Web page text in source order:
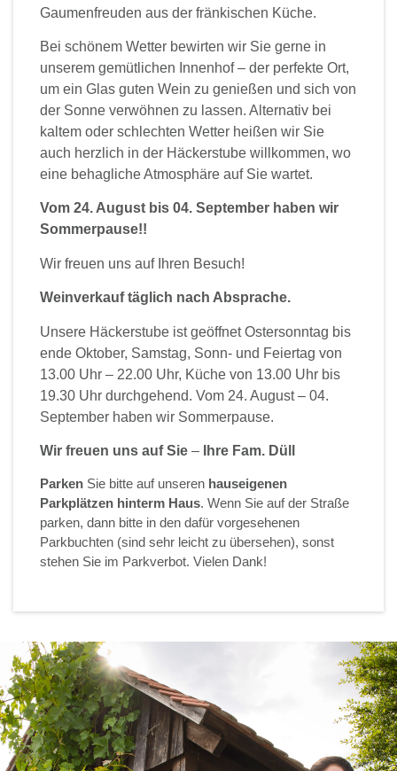
Gaumenfreuden aus der fränkischen Küche.
Bei schönem Wetter bewirten wir Sie gerne in
unserem gemütlichen Innenhof – der perfekte Ort,
um ein Glas guten Wein zu genießen und sich von
der Sonne verwöhnen zu lassen. Alternativ bei
kaltem oder schlechten Wetter heißen wir Sie
auch herzlich in der Häckerstube willkommen, wo
eine behagliche Atmosphäre auf Sie wartet.
Vom 24. August bis 04. September haben wir
Sommerpause!!
Wir freuen uns auf Ihren Besuch!
Weinverkauf täglich nach Absprache.
Unsere Häckerstube ist geöffnet Ostersonntag bis
ende Oktober, Samstag, Sonn- und Feiertag von
13.00 Uhr – 22.00 Uhr, Küche von 13.00 Uhr bis
19.30 Uhr durchgehend. Vom 24. August – 04.
September haben wir Sommerpause.
Wir freuen uns auf Sie – Ihre Fam. Düll
Parken Sie bitte auf unseren hauseigenen
Parkplätzen hinterm Haus. Wenn Sie auf der Straße
parken, dann bitte in den dafür vorgesehenen
Parkbuchten (sind sehr leicht zu übersehen), sonst
stehen Sie im Parkverbot. Vielen Dank!